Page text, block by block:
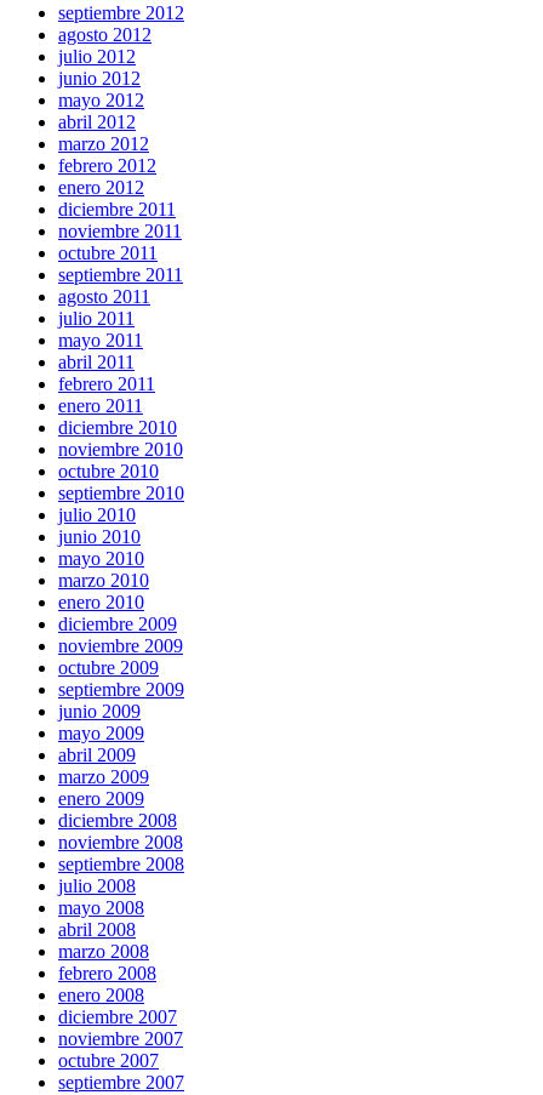
septiembre 2012
agosto 2012
julio 2012
junio 2012
mayo 2012
abril 2012
marzo 2012
febrero 2012
enero 2012
diciembre 2011
noviembre 2011
octubre 2011
septiembre 2011
agosto 2011
julio 2011
mayo 2011
abril 2011
febrero 2011
enero 2011
diciembre 2010
noviembre 2010
octubre 2010
septiembre 2010
julio 2010
junio 2010
mayo 2010
marzo 2010
enero 2010
diciembre 2009
noviembre 2009
octubre 2009
septiembre 2009
junio 2009
mayo 2009
abril 2009
marzo 2009
enero 2009
diciembre 2008
noviembre 2008
septiembre 2008
julio 2008
mayo 2008
abril 2008
marzo 2008
febrero 2008
enero 2008
diciembre 2007
noviembre 2007
octubre 2007
septiembre 2007